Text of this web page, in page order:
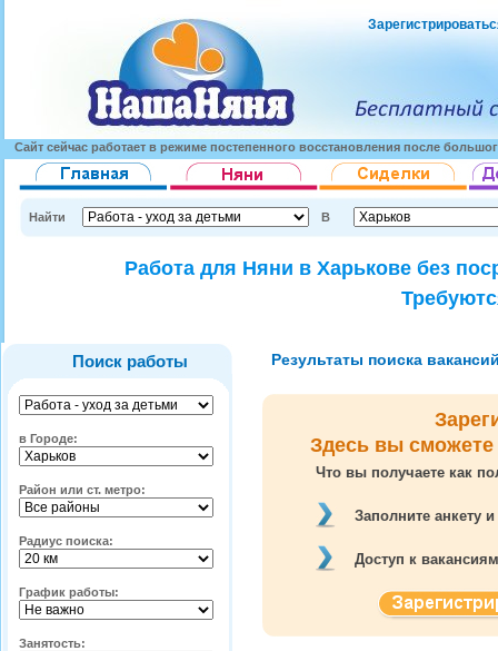
Сайт сейчас работает в режиме постепенного восстановления после
Найти В
Работа для Няни в Харькове без
Поиск работы
в Городе:
Район или ст. метро:
Радиус поиска:
График работы:
Занятость:
Результаты поиска
Здесь вы сможете
Что вы получаете как
Заполните анкету
Доступ к